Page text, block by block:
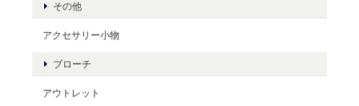
その他
アクセサリー小物
ブローチ
アウトレット